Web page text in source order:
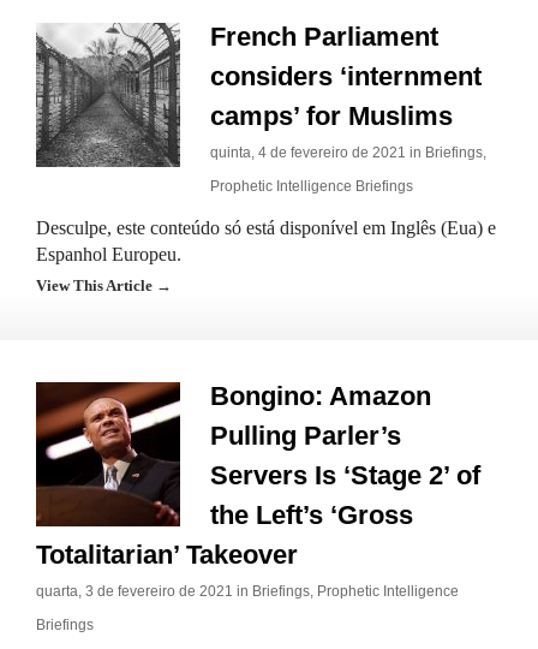
French Parliament
considers ‘internment
camps’ for Muslims
quinta, 4 de fevereiro de 2021 in Briefings,
Prophetic Intelligence Briefings
Desculpe, este conteúdo só está disponível em Inglês (Eua) e
Espanhol Europeu.
View This Article →
Bongino: Amazon
Pulling Parler’s
Servers Is ‘Stage 2’ of
the Left’s ‘Gross
Totalitarian’ Takeover
quarta, 3 de fevereiro de 2021 in Briefings, Prophetic Intelligence
Briefings